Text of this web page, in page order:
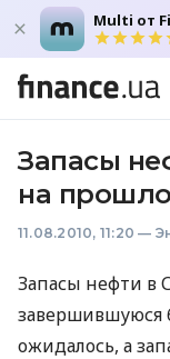
Multi от
Запасы
на
11.08.2010, 11:20 —
Запасы нефти в
завершившуюся
ожидалось, а